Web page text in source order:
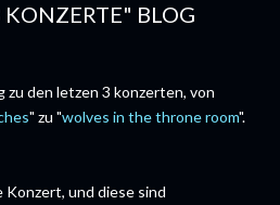
BLOG
zu den letzen 3 konzerten, von
" zu "wolves in the throne room".
und diese sind